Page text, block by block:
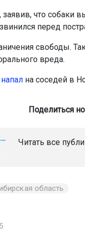
что собаки
перед
свободы.
вреда.
напална соседей в
Поделиться
Читать все
область